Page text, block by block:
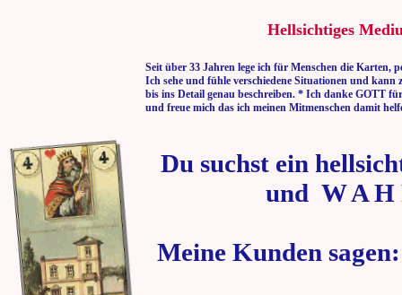
Hellsichtiges
Seit über 33 Jahren lege ich für Menschen die Karten,
Ich sehe und fühle verschiedene Situationen und kann
bis ins Detail genau beschreiben. * Ich danke GOTT
und freue mich das ich meinen Mitmenschen damit
Du suchst ein
und W A H
Meine Kunden